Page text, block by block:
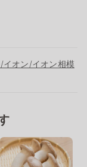
オン/イオン相模